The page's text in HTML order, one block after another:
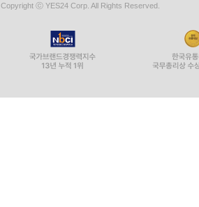
Copyright ⓒ YES24 Corp. All Rights Reserved.